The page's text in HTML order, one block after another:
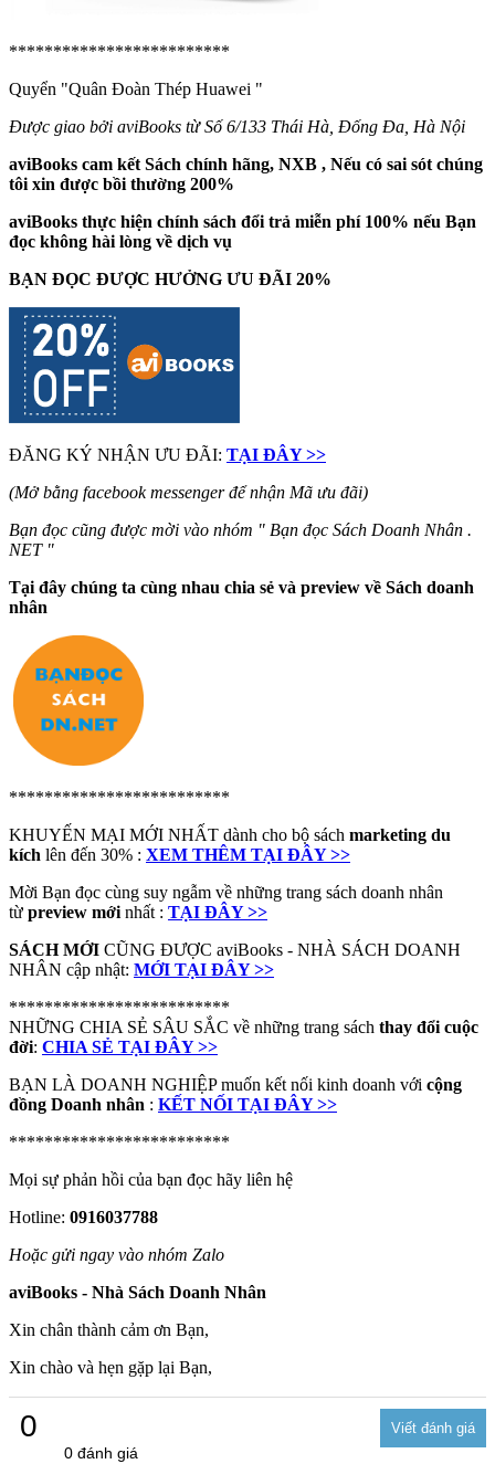
*************************
Quyển "Quân Đoàn Thép Huawei "
Được giao bởi aviBooks từ Số 6/133 Thái Hà, Đống Đa, Hà Nội
aviBooks cam kết Sách chính hãng, NXB , Nếu có sai sót chúng
tôi xin được bồi thường 200%
aviBooks thực hiện chính sách đổi trả miễn phí 100% nếu Bạn
đọc không hài lòng về dịch vụ
BẠN ĐỌC ĐƯỢC HƯỞNG ƯU ĐÃI 20%
ĐĂNG KÝ NHẬN ƯU ĐÃI: TẠI ĐÂY >>
(Mở bằng facebook messenger để nhận Mã ưu đãi)
Bạn đọc cũng được mời vào nhóm " Bạn đọc Sách Doanh Nhân .
NET "
Tại đây chúng ta cùng nhau chia sẻ và preview về Sách doanh
nhân
*************************
KHUYẾN MẠI MỚI NHẤT dành cho bộ sách marketing du
kích lên đến 30% : XEM THÊM TẠI ĐÂY >>
Mời Bạn đọc cùng suy ngẫm về những trang sách doanh nhân
từ preview mới nhất : TẠI ĐÂY >>
SÁCH MỚI CŨNG ĐƯỢC aviBooks - NHÀ SÁCH DOANH
NHÂN cập nhật: MỚI TẠI ĐÂY >>
*************************
NHỮNG CHIA SẺ SÂU SẮC về những trang sách thay đổi cuộc
đời: CHIA SẺ TẠI ĐÂY >>
BẠN LÀ DOANH NGHIỆP muốn kết nối kinh doanh với cộng
đồng Doanh nhân : KẾT NỐI TẠI ĐÂY >>
*************************
Mọi sự phản hồi của bạn đọc hãy liên hệ
Hotline: 0916037788
Hoặc gửi ngay vào nhóm Zalo
aviBooks - Nhà Sách Doanh Nhân
Xin chân thành cảm ơn Bạn,
Xin chào và hẹn gặp lại Bạn,
0
0 đánh giá